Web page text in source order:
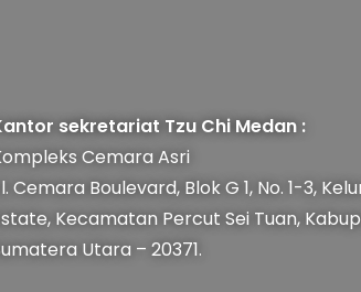
sekretariat Tzu Chi Medan :
Cemara Asri
Cemara Boulevard, Blok G 1, No. 1-3,
Kecamatan Percut Sei Tuan,
Utara – 20371.